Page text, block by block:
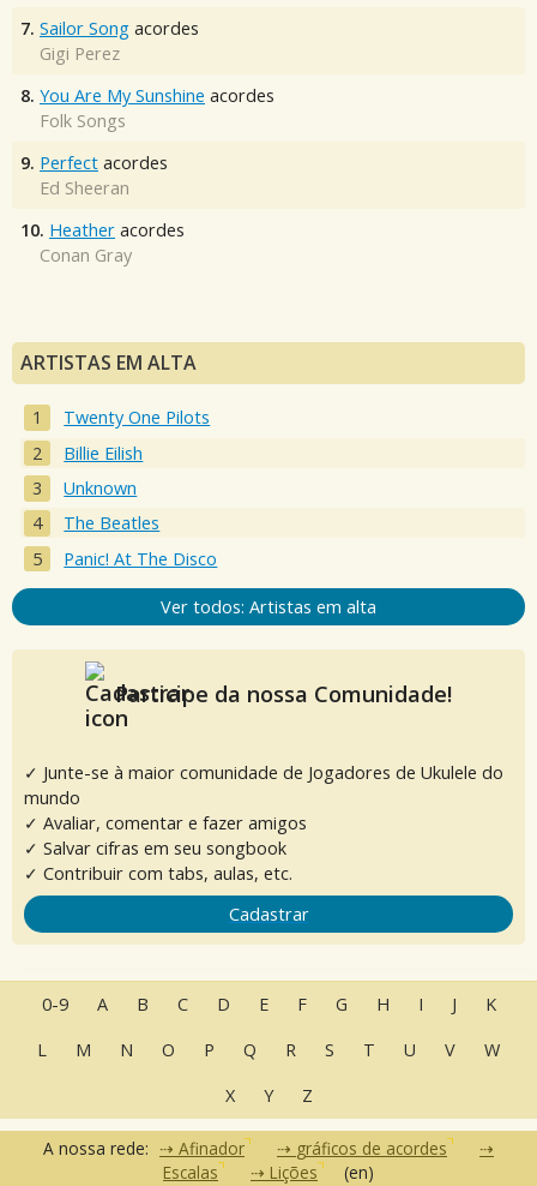
7. Sailor Song acordes
Gigi Perez
8. You Are My Sunshine acordes
Folk Songs
9. Perfect acordes
Ed Sheeran
10. Heather acordes
Conan Gray
ARTISTAS EM ALTA
Twenty One Pilots
Billie Eilish
Unknown
The Beatles
Panic! At The Disco
Ver todos: Artistas em alta
Participe da nossa Comunidade!
✓ Junte-se à maior comunidade de Jogadores de Ukulele do
mundo
✓ Avaliar, comentar e fazer amigos
✓ Salvar cifras em seu songbook
✓ Contribuir com tabs, aulas, etc.
Cadastrar
0-9 A B C D E F G H I J
K
L
M N O P Q R S T U V
W
X
Y Z
A nossa rede: Afinador
gráficos de acordes
Escalas
Lições (en)